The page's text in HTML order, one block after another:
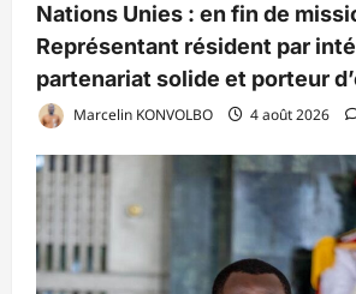
Nations Unies : en fin de
Représentant résident par
partenariat solide et porteur
Marcelin KONVOLBO 4 août 2026